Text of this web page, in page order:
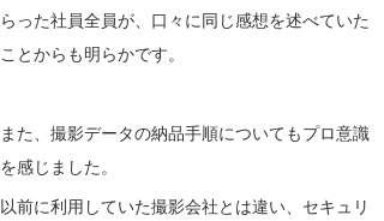
らった社員全員が、口々に同じ感想を述べていた
ことからも明らかです。
また、撮影データの納品手順についてもプロ意識
を感じました。
以前に利用していた撮影会社とは違い、セキュリ